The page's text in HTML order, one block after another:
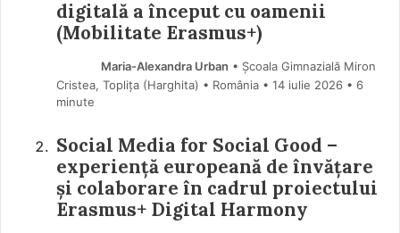
digitală a început cu oamenii
(Mobilitate Erasmus+)
Maria-Alexandra Urban • Școala Gimnazială Miron
Cristea, Toplița (Harghita) • România
14 iulie 2026 • 6
minute
Social Media for Social Good –
experiență europeană de învățare
și colaborare în cadrul proiectului
Erasmus+ Digital Harmony